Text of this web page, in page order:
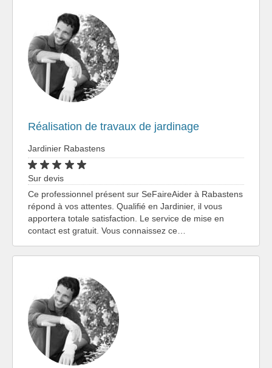
Réalisation de travaux de jardinage
Jardinier Rabastens
Sur devis
Ce professionnel présent sur SeFaireAider à Rabastens
répond à vos attentes. Qualifié en Jardinier, il vous
apportera totale satisfaction. Le service de mise en
contact est gratuit. Vous connaissez ce…